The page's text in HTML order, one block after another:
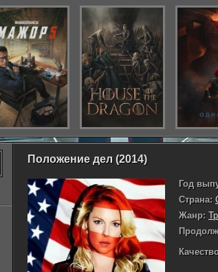
Положение дел (2014)
Год
Страна:
Жанр: